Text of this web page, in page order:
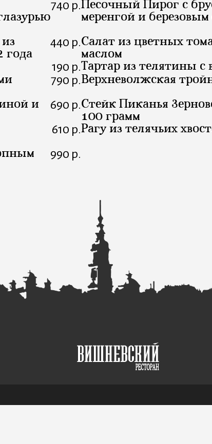
740 р.Песочный Пирог с
меренгой и
года
440 р.Салат из цветных
маслом
190 р.Тартар из телятины
790 р.Верхневолжская
и
690 р.Стейк Пиканья
100 грамм
610 р.Рагу из телячьих
990 р.